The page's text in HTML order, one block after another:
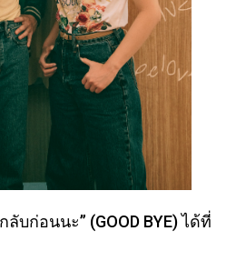
บก่อนนะ” (GOOD BYE) ได้ที่